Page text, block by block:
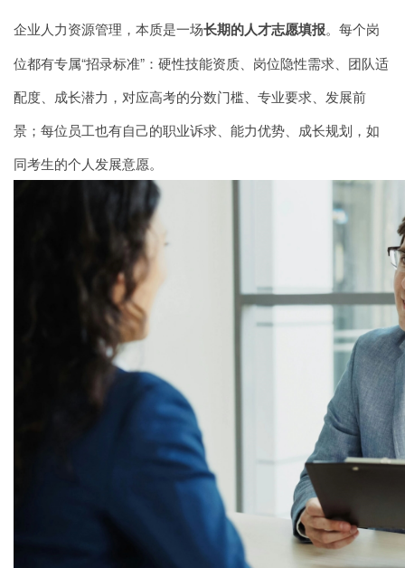
企业人力资源管理，本质是一场长期的人才志愿填报。每个岗
位都有专属“招录标准”：硬性技能资质、岗位隐性需求、团队适
配度、成长潜力，对应高考的分数门槛、专业要求、发展前
景；每位员工也有自己的职业诉求、能力优势、成长规划，如
同考生的个人发展意愿。